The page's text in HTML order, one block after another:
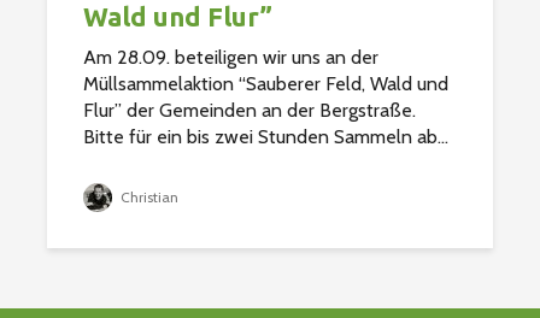
Wald und Flur”
Am 28.09. beteiligen wir uns an der
Müllsammelaktion “Sauberer Feld, Wald und
Flur” der Gemeinden an der Bergstraße.
Bitte für ein bis zwei Stunden Sammeln ab...
Christian